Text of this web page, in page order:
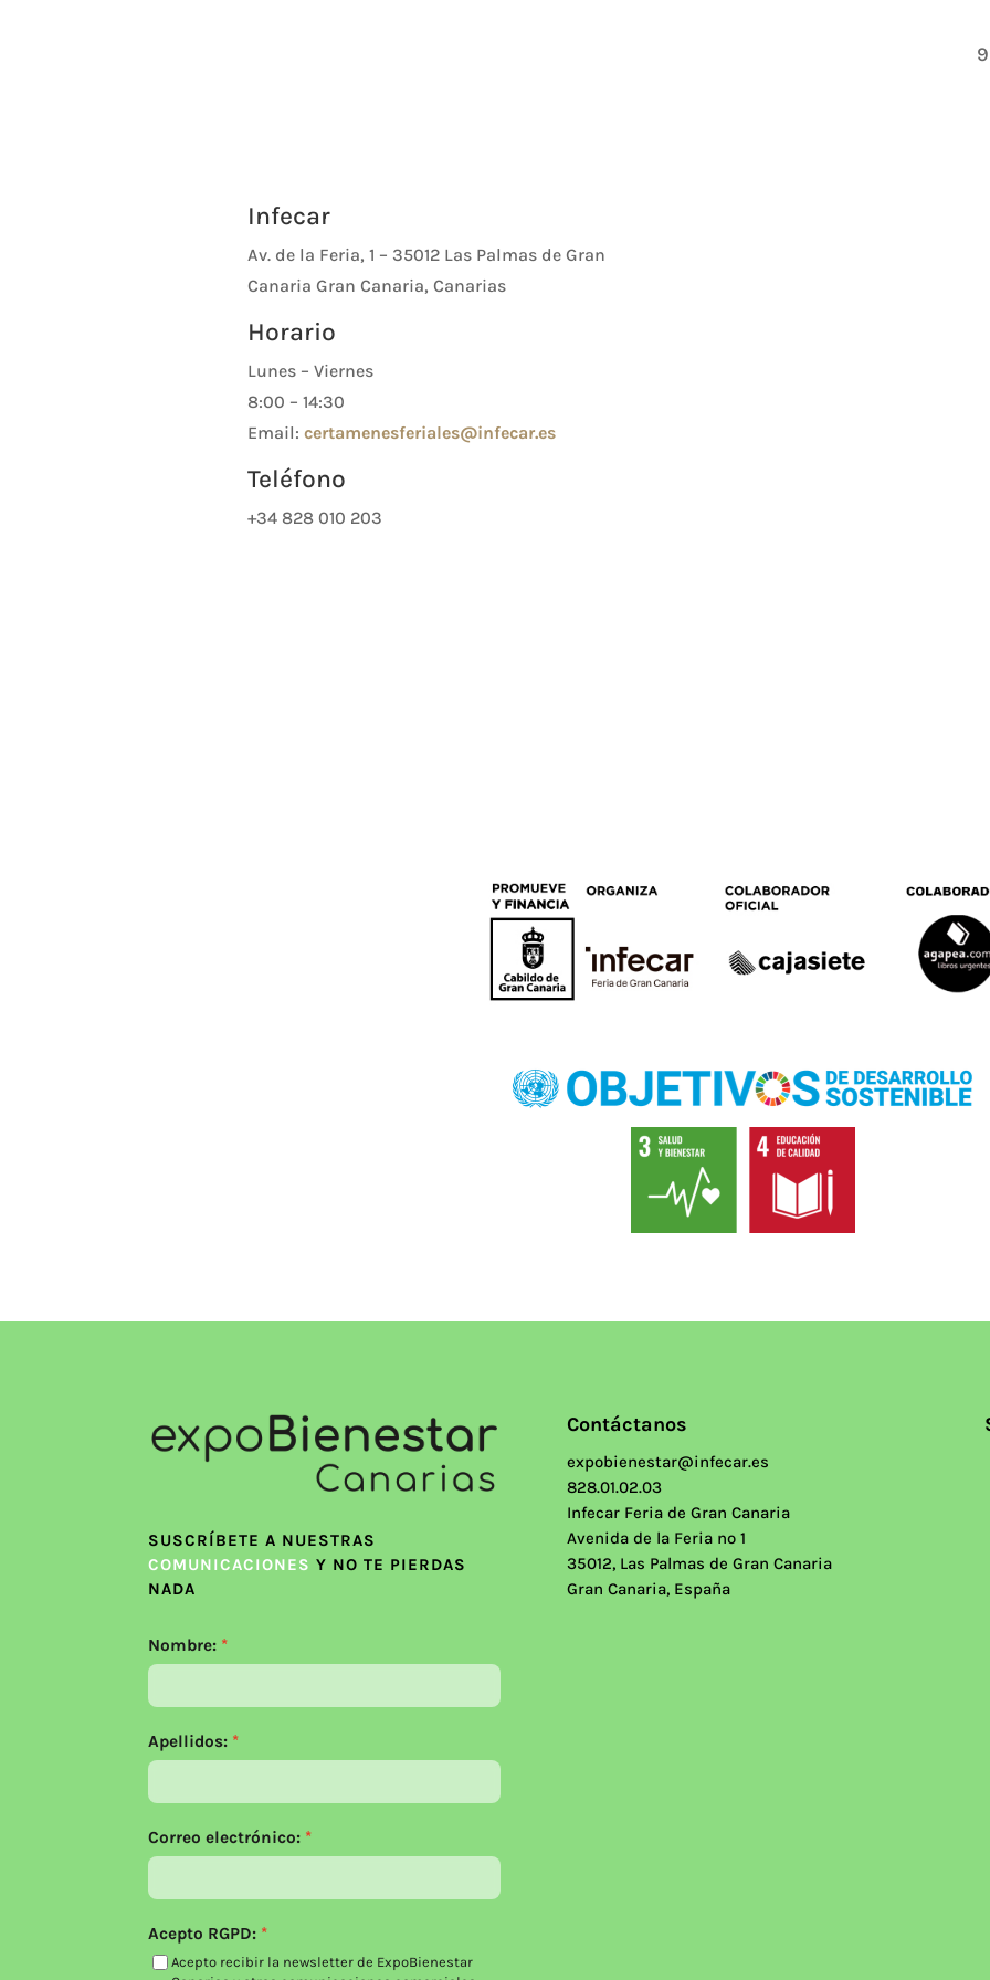
Infecar
Av. de la Feria, 1 – 35012 Las Palmas de Gran
Canaria Gran Canaria, Canarias
Horario
Lunes – Viernes
8:00 – 14:30
Email: certamenesferiales@infecar.es
Teléfono
+34 828 010 203
SUSCRÍBETE A NUESTRAS
COMUNICACIONES Y NO TE PIERDAS
NADA
Nombre:
Apellidos:
Correo electrónico:
Acepto RGPD:
Acepto recibir la newsletter de ExpoBienestar
Contáctanos
expobienestar@infecar.es
828.01.02.03
Infecar Feria de Gran Canaria
Avenida de la Feria nº 1
35012, Las Palmas de Gran Canaria
Gran Canaria, España